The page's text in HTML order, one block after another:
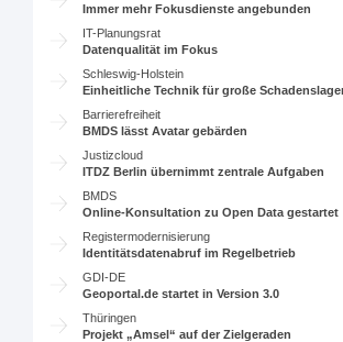
Immer mehr Fokusdienste angebunden
IT-Planungsrat
Datenqualität im Fokus
Schleswig-Holstein
Einheitliche Technik für große
Barrierefreiheit
BMDS lässt Avatar gebärden
Justizcloud
ITDZ Berlin übernimmt zentrale Aufgaben
BMDS
Online-Konsultation zu Open Data gestartet
Registermodernisierung
Identitätsdatenabruf im Regelbetrieb
GDI-DE
Geoportal.de startet in Version 3.0
Thüringen
Projekt „Amsel“ auf der Zielgeraden